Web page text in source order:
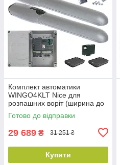
Комплект автоматики
WINGO4KLT Nice для
розпашних воріт (ширина до
4 м)
Готово до відправки
29 689 ₴ 31 251 ₴
Купити